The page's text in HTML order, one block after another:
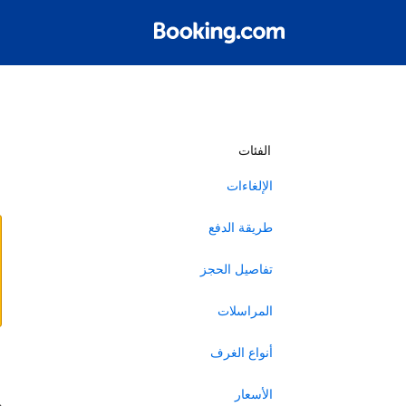
الفئات
الإلغاءات
طريقة الدفع
تفاصيل الحجز
المراسلات
أنواع الغرف
الأسعار